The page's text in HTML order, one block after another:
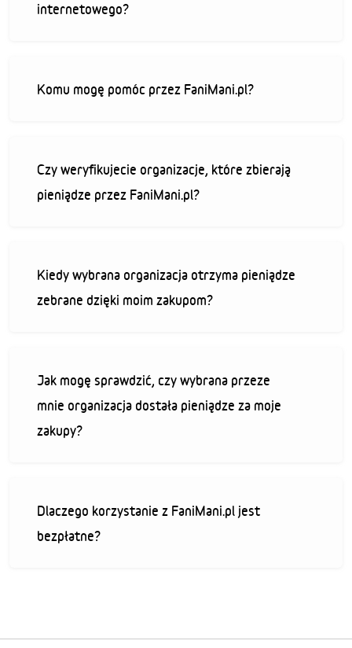
internetowego?
Komu mogę pomóc przez FaniMani.pl?
Czy weryfikujecie organizacje, które zbierają
pieniądze przez FaniMani.pl?
Kiedy wybrana organizacja otrzyma pieniądze
zebrane dzięki moim zakupom?
Jak mogę sprawdzić, czy wybrana przeze
mnie organizacja dostała pieniądze za moje
zakupy?
Dlaczego korzystanie z FaniMani.pl jest
bezpłatne?